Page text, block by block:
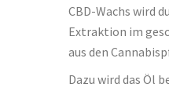
CBD-Wachs wird
Extraktion im
aus den
Dazu wird das Öl